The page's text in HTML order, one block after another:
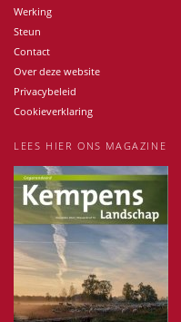
Werking
Steun
Contact
Over deze website
Privacybeleid
Cookieverklaring
LEES HIER ONS MAGAZINE